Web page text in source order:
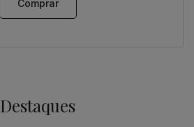
Comprar
Destaques